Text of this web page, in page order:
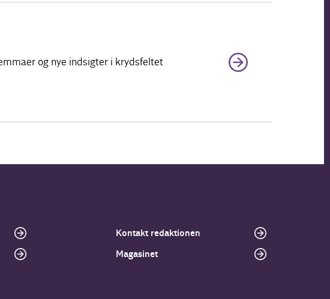
og nye indsigter i krydsfeltet
Kontakt redaktionen
Magasinet